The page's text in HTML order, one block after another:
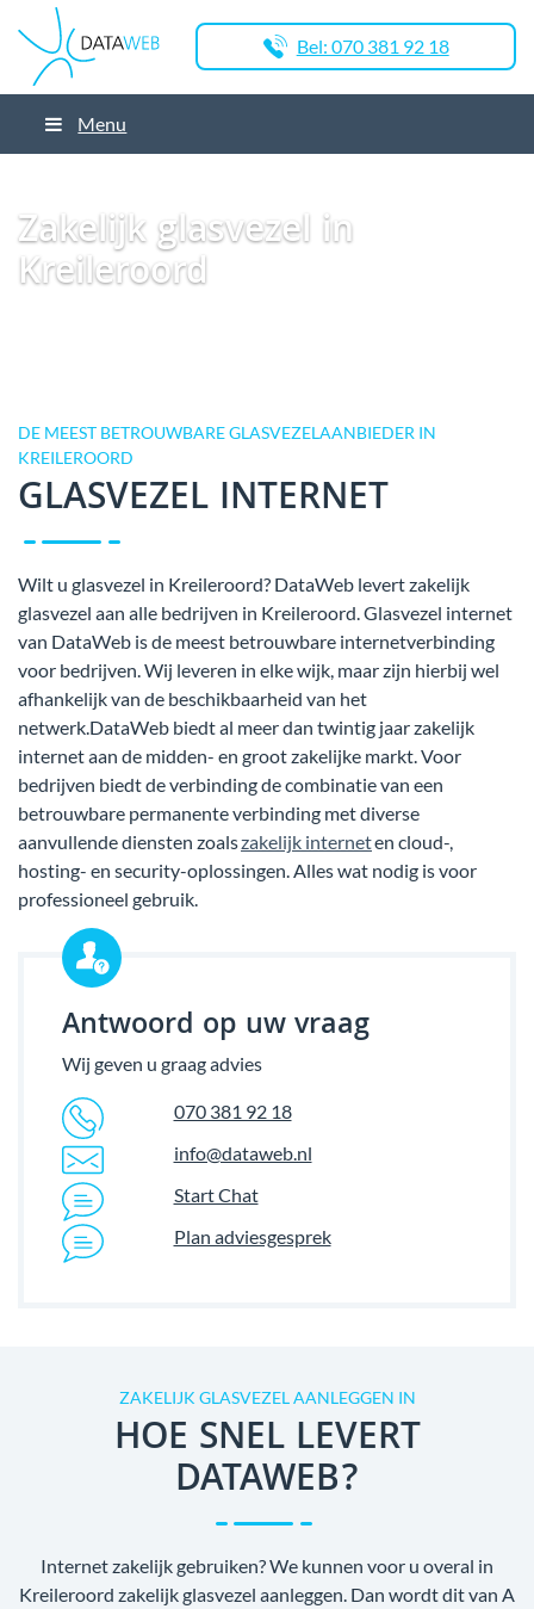
Bel: 070 381 92 18
Menu
Zakelijk glasvezel in
Kreileroord
DE MEEST BETROUWBARE GLASVEZELAANBIEDER IN
KREILEROORD
GLASVEZEL INTERNET
Wilt u glasvezel in Kreileroord? DataWeb levert zakelijk
glasvezel aan alle bedrijven in Kreileroord. Glasvezel internet
van DataWeb is de meest betrouwbare internetverbinding
voor bedrijven. Wij leveren in elke wijk, maar zijn hierbij wel
afhankelijk van de beschikbaarheid van het
netwerk.DataWeb biedt al meer dan twintig jaar zakelijk
internet aan de midden- en groot zakelijke markt. Voor
bedrijven biedt de verbinding de combinatie van een
betrouwbare permanente verbinding met diverse
aanvullende diensten zoalszakelijk interneten cloud-,
hosting- en security-oplossingen. Alles wat nodig is voor
professioneel gebruik.
Antwoord op uw vraag
Wij geven u graag advies
070 381 92 18
info@dataweb.nl
Start Chat
Plan adviesgesprek
ZAKELIJK GLASVEZEL AANLEGGEN IN
HOE SNEL LEVERT
DATAWEB?
Internet zakelijk gebruiken? We kunnen voor u overal in
Kreileroord zakelijk glasvezel aanleggen. Dan wordt dit van A